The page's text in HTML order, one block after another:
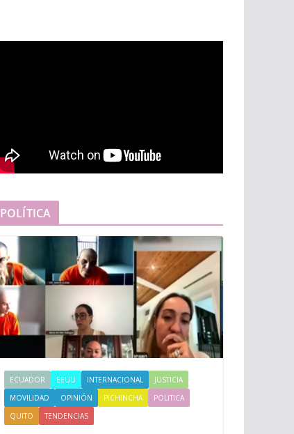
POLÍTICA
ECUADOR EEUU INTERNACIONAL
JUSTICIA
MOVILIDAD
OPINIÓN PICHINCHA
POLITICA
QUITO
TENDENCIAS